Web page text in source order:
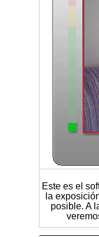
Este es el
la
posible. A